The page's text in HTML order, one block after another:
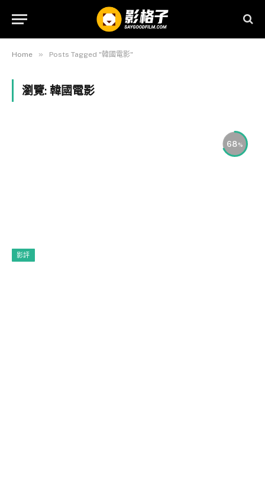
Home » Posts Tagged "韓國電影"
瀏覽: 韓國電影
68
影評